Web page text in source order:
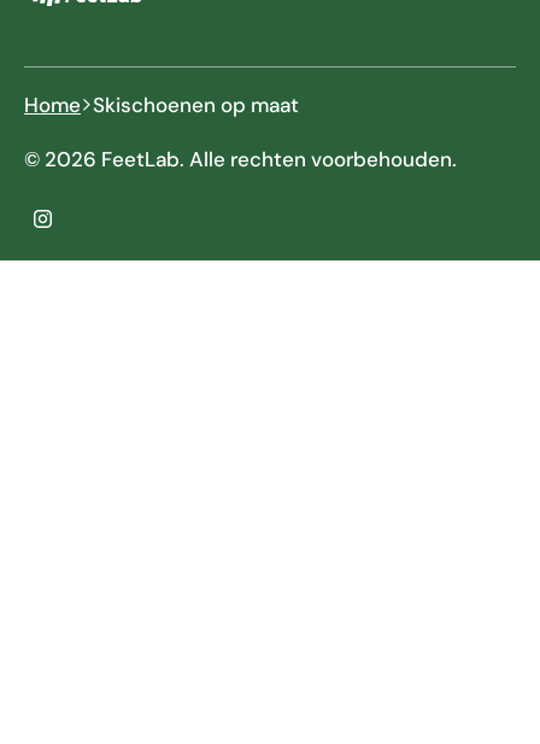
Home Skischoenen op maat
© 2026 FeetLab. Alle rechten voorbehouden.